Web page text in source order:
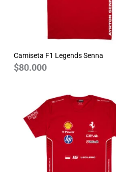
Camiseta F1 Legends Senna
$80.000